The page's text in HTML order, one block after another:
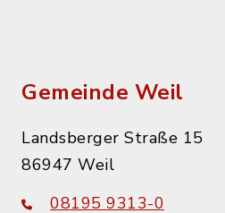
Gemeinde Weil
Landsberger Straße 15
86947 Weil
08195 9313-0